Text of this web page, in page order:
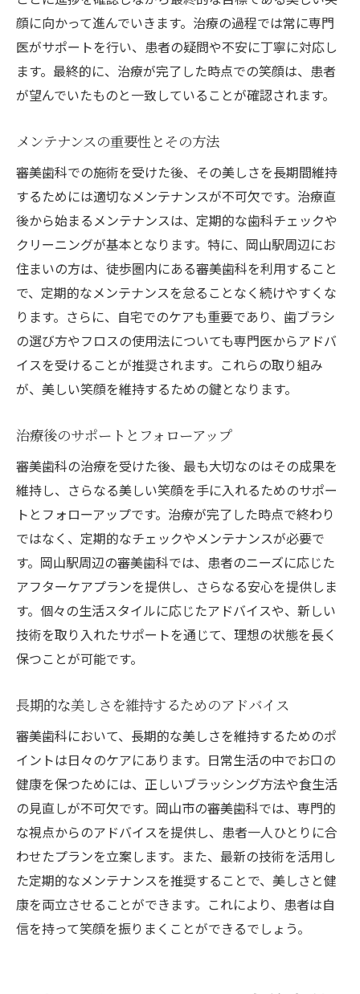
顔に向かって進んでいきます。治療の過程では常に専門
医がサポートを行い、患者の疑問や不安に丁寧に対応し
ます。最終的に、治療が完了した時点での笑顔は、患者
が望んでいたものと一致していることが確認されます。
メンテナンスの重要性とその方法
審美歯科での施術を受けた後、その美しさを長期間維持
するためには適切なメンテナンスが不可欠です。治療直
後から始まるメンテナンスは、定期的な歯科チェックや
クリーニングが基本となります。特に、岡山駅周辺にお
住まいの方は、徒歩圏内にある審美歯科を利用すること
で、定期的なメンテナンスを怠ることなく続けやすくな
ります。さらに、自宅でのケアも重要であり、歯ブラシ
の選び方やフロスの使用法についても専門医からアドバ
イスを受けることが推奨されます。これらの取り組み
が、美しい笑顔を維持するための鍵となります。
治療後のサポートとフォローアップ
審美歯科の治療を受けた後、最も大切なのはその成果を
維持し、さらなる美しい笑顔を手に入れるためのサポー
トとフォローアップです。治療が完了した時点で終わり
ではなく、定期的なチェックやメンテナンスが必要で
す。岡山駅周辺の審美歯科では、患者のニーズに応じた
アフターケアプランを提供し、さらなる安心を提供しま
す。個々の生活スタイルに応じたアドバイスや、新しい
技術を取り入れたサポートを通じて、理想の状態を長く
保つことが可能です。
長期的な美しさを維持するためのアドバイス
審美歯科において、長期的な美しさを維持するためのポ
イントは日々のケアにあります。日常生活の中でお口の
健康を保つためには、正しいブラッシング方法や食生活
の見直しが不可欠です。岡山市の審美歯科では、専門的
な視点からのアドバイスを提供し、患者一人ひとりに合
わせたプランを立案します。また、最新の技術を活用し
た定期的なメンテナンスを推奨することで、美しさと健
康を両立させることができます。これにより、患者は自
信を持って笑顔を振りまくことができるでしょう。